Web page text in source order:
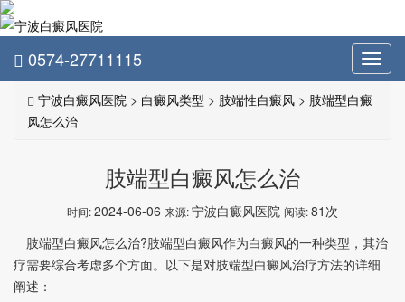
0574-27711115
宁波白癜风医院 > 白癜风类型 > 肢端性白癜风 > 肢端型白癜
风怎么治
肢端型白癜风怎么治
时间:2024-06-06 来源:宁波白癜风医院 阅读:81次
肢端型白癜风怎么治?肢端型白癜风作为白癜风的一种类型，其治
疗需要综合考虑多个方面。以下是对肢端型白癜风治疗方法的详细
阐述：